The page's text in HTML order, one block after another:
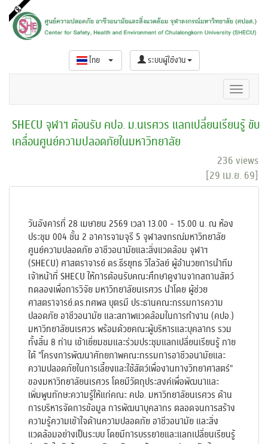
ไทย ระบบผู้ใช้งาน
SHECU จุฬาฯ ต้อนรับ คปอ. ม.นเรศวร แลกเปลี่ยนเรียนรู้ ขับ
เคลื่อนศูนย์ความปลอดภัยในมหาวิทยาลัย
236 views
[29 เม.ย. 69]
วันอังคารที่ 28 เมษายน 2569 เวลา 13.00 - 15.00 น. ณ ห้อง
ประชุม 004 ชั้น 2 อาคารจามจุรี 5 จุฬาลงกรณ์มหาวิทยาลัย
ศูนย์ความปลอดภัย อาชีวอนามัยและสิ่งแวดล้อม จุฬาฯ
(SHECU) ศาสตราจารย์ ดร.ธีรยุทธ วิไลวัลย์ ผู้อำนวยการนำทีม
เจ้าหน้าที่ SHECU ให้การต้อนรับคณะศึกษาดูงานจากสถานสัตว์
ทดลองเพื่อการวิจัย มหาวิทยาลัยนเรศวร นำโดย ผู้ช่วย
ศาสตราจารย์.ดร.ทศพล บุตรมี ประธานคณะกรรมการความ
ปลอดภัย อาชีวอนามัย และสภาพแวดล้อมในการทำงาน (คปอ.)
มหาวิทยาลัยนเรศวร พร้อมด้วยคณะผู้บริหารและบุคลากร รวม
ทั้งสิ้น 8 ท่าน เข้าเยี่ยมชมและร่วมประชุมแลกเปลี่ยนเรียนรู้ ภาย
ใต้ "โครงการพัฒนาศักยภาพคณะกรรมการอาชีวอนามัยและ
ความปลอดภัยในการเลี้ยงและใช้สัตว์เพื่องานทางวิทยาศาสตร์"
ของมหาวิทยาลัยนเรศวร โดยมีวัตถุประสงค์เพื่อพัฒนาและ
เพิ่มพูนทักษะความรู้ให้แก่คณะ คปอ. มหาวิทยาลัยนเรศวร ด้าน
การบริหารจัดการข้อมูล การพัฒนาบุคลากร ตลอดจนการสร้าง
ความรู้ความเข้าใจด้านความปลอดภัย อาชีวอนามัย และสิ่ง
แวดล้อมอย่างเป็นระบบ โดยมีการบรรยายและแลกเปลี่ยนเรียนรู้